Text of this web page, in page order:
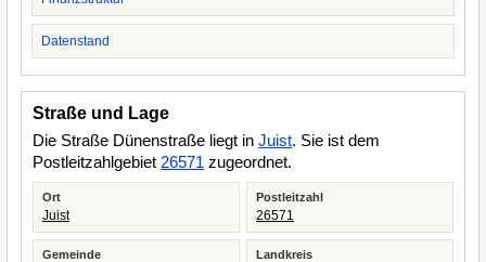
Datenstand
Straße und Lage
Die Straße Dünenstraße liegt in Juist. Sie ist dem
Postleitzahlgebiet 26571 zugeordnet.
Ort
Juist
Postleitzahl
26571
Gemeinde Landkreis